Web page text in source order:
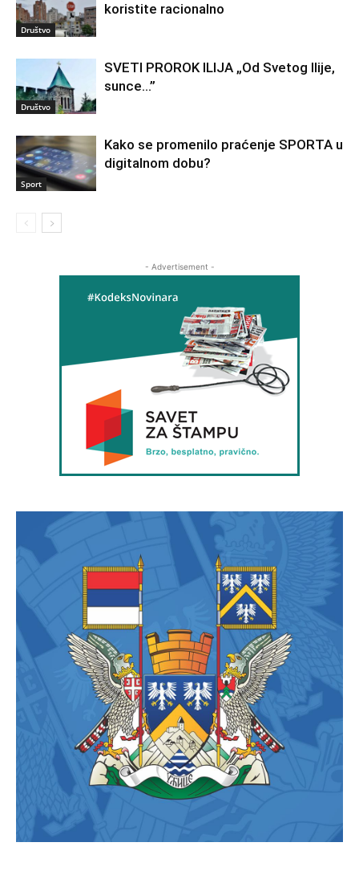
Društvo
koristite racionalno
Društvo
SVETI PROROK ILIJA „Od Svetog Ilije,
sunce…”
Sport
Kako se promenilo praćenje SPORTA u
digitalnom dobu?
- Advertisement -